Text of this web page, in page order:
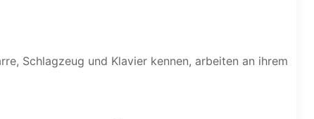
Schlagzeug und Klavier kennen, arbeiten an ihrem